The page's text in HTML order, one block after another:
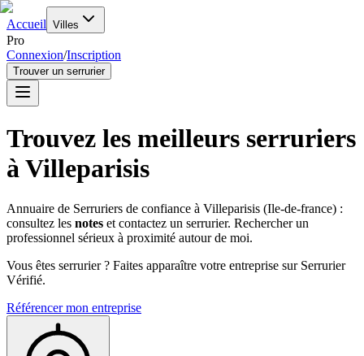
Accueil Villes
Pro
Connexion/Inscription
Trouver un serrurier
Trouvez les meilleurs serruriers
àVilleparisis
Annuaire de Serruriers de confiance à Villeparisis (Ile-de-france) :
consultez les notes et contactez un serrurier. Rechercher un
professionnel sérieux à proximité autour de moi.
Vous êtes serrurier ? Faites apparaître votre entreprise sur Serrurier
Vérifié.
Référencer mon entreprise